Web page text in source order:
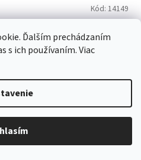
Ďalším prechádzaním
s ich používaním. Viac
Kód: 14149